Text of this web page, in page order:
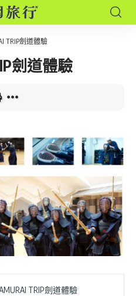
TRIP劍道體驗
劍道體驗
TRIP劍道體驗